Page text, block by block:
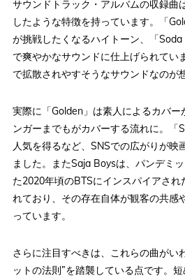
サウンドトラック・アルバムの収録曲
したような特徴を持っています。「
が挑戦したくなるハイトーン、「
で爽やかなサウンドに仕上げられてい
で拡散されやすそうなサウンドなのが
実際に「Golden」は素人によるカバ
ンガーまでもがカバーする流れに。「
人気を得るなど、SNSでの広がりが映
ました。またSaja Boysは、パンデミ
た2020年頃のBTSにインスパイアされ
れており、その存在自体が観客の共感
っています。
さらに注目すべきは、これらの曲がい
ットの法則”を踏襲している点です。